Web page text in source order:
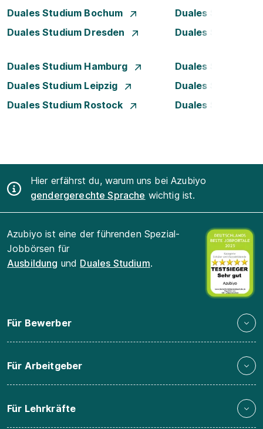
Duales Studium Bochum
Duales Studium
Duales Studium Dresden
Duales Studium
Duales Studium Hamburg
Duales Studium
Duales Studium Leipzig
Duales Studium
Duales Studium Rostock
Duales Studium
Hier erfährst du, warum uns bei Azubiyo
gendergerechte Sprache wichtig ist.
Azubiyo ist eine der führenden Spezial-
Jobbörsen für
Ausbildung und Duales Studium.
Für Bewerber
Für Arbeitgeber
Für Lehrkräfte